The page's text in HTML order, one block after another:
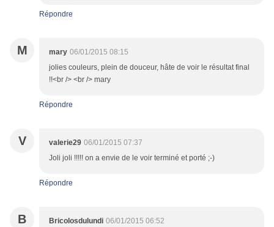
Répondre
M mary 06/01/2015 08:15
jolies couleurs, plein de douceur, hâte de voir le résultat final
!!<br /> <br /> mary
Répondre
V valerie29 06/01/2015 07:37
Joli joli !!!!! on a envie de le voir terminé et porté ;-)
Répondre
B Bricolosdulundi 06/01/2015 06:52